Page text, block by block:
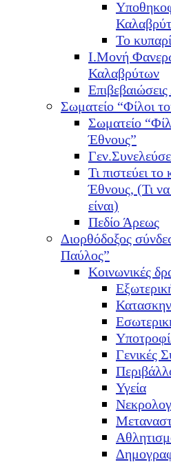
Το
Ι.Μονή
Καλαβρύτων
Σωματείο “Φίλοι
Σωματείο
Έθνους”
Τι πιστεύει
Έθνους, (Τι να
είναι)
Πεδίο Άρεως
Διορθόδοξος
Παύλος”
Κοινωνικές
Γενικές
Υγεία